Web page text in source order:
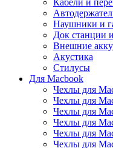
Кабели и
Наушники и
Док станции
Внешние
Акустика
Стилусы
Для Macbook
Чехлы для
Чехлы для
Чехлы для
Чехлы для
Чехлы для
Чехлы для